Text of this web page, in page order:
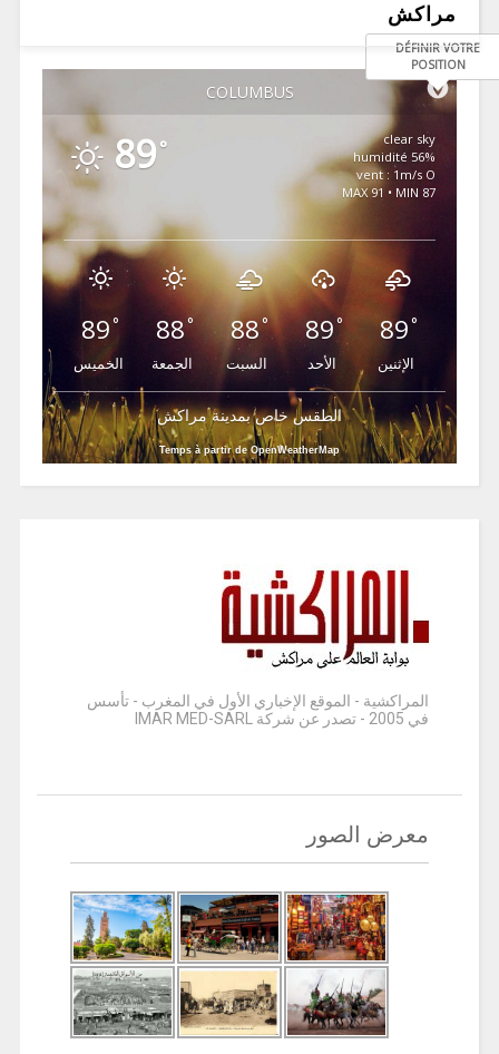
مراكش
COLUMBUS
DÉFINIR VOTRE
POSITION
89 °
clear sky
56% humidité
vent : 1m/s O
MAX 91 • MIN 87
89°
الخميس
88°
الجمعة
88°
السبت
89°
الأحد
89°
الإثنين
الطقس خاص بمدينة مراكش
Temps à partir de OpenWeatherMap
المراكشية - الموقع الإخباري الأول في المغرب - تأسس
في 2005 - تصدر عن شركة IMAR MED-SARL
معرض الصور